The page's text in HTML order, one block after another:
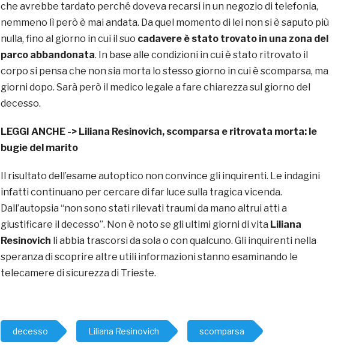
che avrebbe tardato perché doveva recarsi in un negozio di telefonia,
nemmeno lì però è mai andata. Da quel momento di lei non si è saputo più
nulla, fino al giorno in cui il suo cadavere è stato trovato in una zona del
parco abbandonata. In base alle condizioni in cui è stato ritrovato il
corpo si pensa che non sia morta lo stesso giorno in cui è scomparsa, ma
giorni dopo. Sarà però il medico legale a fare chiarezza sul giorno del
decesso.
LEGGI ANCHE -> Liliana Resinovich, scomparsa e ritrovata morta: le
bugie del marito
Il risultato dell’esame autoptico non convince gli inquirenti. Le indagini
infatti continuano per cercare di far luce sulla tragica vicenda.
Dall’autopsia “non sono stati rilevati traumi da mano altrui atti a
giustificare il decesso”. Non è noto se gli ultimi giorni di vita Liliana
Resinovich li abbia trascorsi da sola o con qualcuno. Gli inquirenti nella
speranza di scoprire altre utili informazioni stanno esaminando le
telecamere di sicurezza di Trieste.
decesso Liliana Resinovich scomparsa